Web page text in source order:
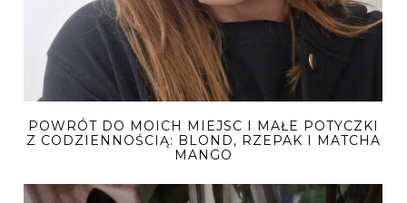
POWRÓT DO MOICH MIEJSC I MAŁE POTYCZKI
Z CODZIENNOŚCIĄ: BLOND, RZEPAK I MATCHA
MANGO